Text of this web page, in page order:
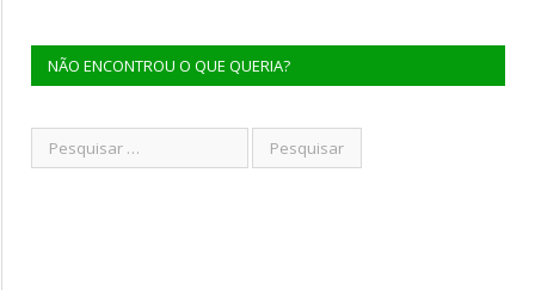
NÃO ENCONTROU O QUE QUERIA?